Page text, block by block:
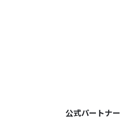
公式パートナー